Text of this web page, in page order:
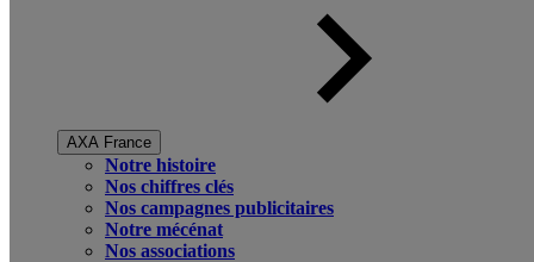
AXA France
Notre histoire
Nos chiffres clés
Nos campagnes publicitaires
Notre mécénat
Nos associations